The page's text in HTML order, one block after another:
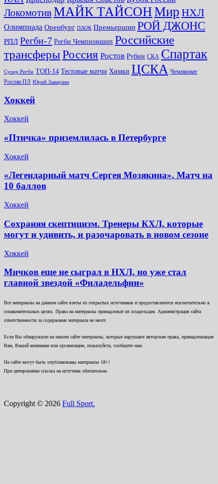
ЛокомотивМАЙК ТАЙСОНМир НХЛ
Олимпиада Оренбург ПАОК Премьершип РОЙ ДЖОНС
РПЛ Регби-7 Регби Чемпионшип Российские
трансферыРоссия Ростов Рубин СКА Спартак
Супер Регби ТОП-14 Тестовые матчи Химки ЦСКА Чемпионат
России ПЛ Юрий Заварзин
Хоккей
Хоккей
«Птичка» приземлилась в Петербурге
Хоккей
«Легендарный матч Сергея Мозякина». Матч на
10 баллов
Хоккей
Сохраняя скептицизм. Тренеры КХЛ, которые
могут и удивить, и разочаровать в новом сезоне
Хоккей
Мичков еще не сыграл в НХЛ, но уже стал
главной звездой «Филадельфии»
Все материалы на данном сайте взяты из открытых источников и предоставляются исключительно в
ознакомительных целях. Права на материалы принадлежат их владельцам. Администрация сайта
ответственности за содержание материала не несет.
Если Вы обнаружили на нашем сайте материалы, которые нарушают авторские права, принадлежащие
Вам, Вашей компании или организации, пожалуйста, сообщите нам.
На сайте могут быть опубликованы материалы 18+!
При цитировании ссылка на источник обязательна.
Copyright © 2026 Full Sport.